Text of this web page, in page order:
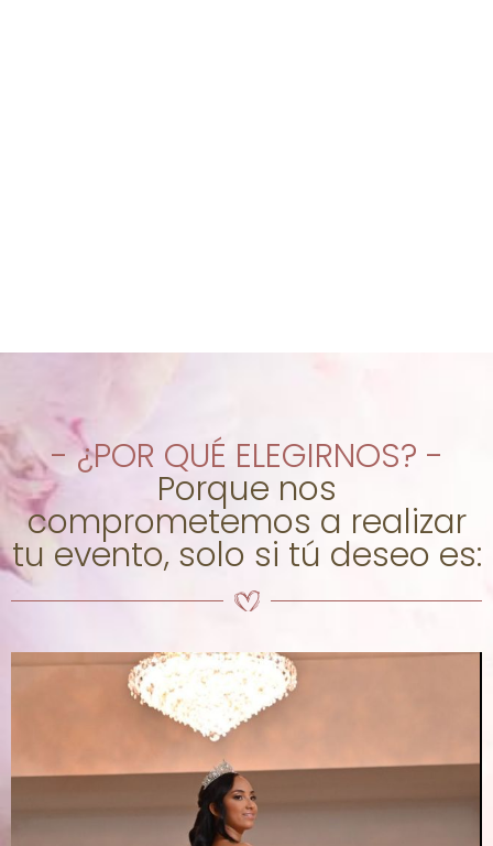
- ¿POR QUÉ ELEGIRNOS? -
Porque nos
comprometemos a realizar
tu evento, solo si tú deseo es: